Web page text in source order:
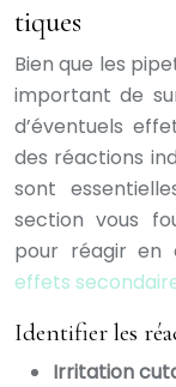
tiques
Bien que les
important de
d’éventuels
des réactions
sont
section vous
pour réagir en
effets
Identifier les
Irritation